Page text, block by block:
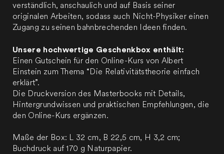
verständlich, anschaulich und auf Basis seiner
originalen Arbeiten, sodass auch Nicht-Physiker einen
Zugang zu seinen bahnbrechenden Ideen finden.
Unsere hochwertige Geschenkbox enthält:
Einen Gutschein für den Online-Kurs von Albert
Einstein zum Thema “Die Relativitätstheorie einfach
erklärt”.
Die Druckversion des Masterbooks mit Details,
Hintergrundwissen und praktischen Empfehlungen, die
den Online-Kurs ergänzen.
Maße der Box: L 32 cm, B 22,5 cm, H 3,2 cm;
Buchdruck auf 170 g Naturpapier.